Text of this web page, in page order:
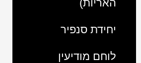
האריות)
יחידת סנפיר
לוחם מודיעין